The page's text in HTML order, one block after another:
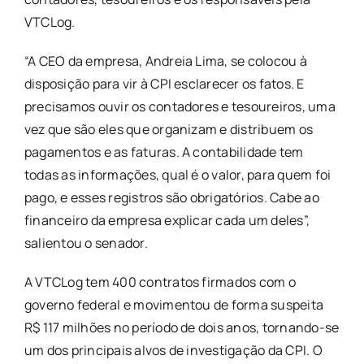
VTCLog.
“A CEO da empresa, Andreia Lima, se colocou à
disposição para vir à CPI esclarecer os fatos. E
precisamos ouvir os contadores e tesoureiros, uma
vez que são eles que organizam e distribuem os
pagamentos e as faturas. A contabilidade tem
todas as informações, qual é o valor, para quem foi
pago, e esses registros são obrigatórios. Cabe ao
financeiro da empresa explicar cada um deles”,
salientou o senador.
A VTCLog tem 400 contratos firmados com o
governo federal e movimentou de forma suspeita
R$ 117 milhões no período de dois anos, tornando-se
um dos principais alvos de investigação da CPI. O